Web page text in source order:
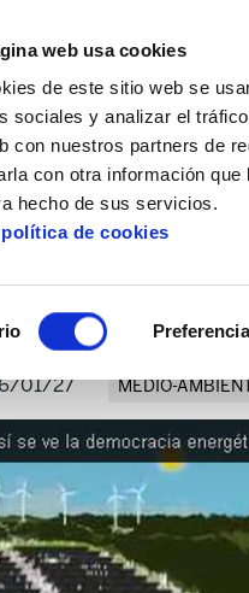
web usa cookies
de este sitio web se
sociales y analizar el
con nuestros partners de
con otra información
hecho de sus servicios.
de cookies
por la democracia
la
01/27 MEDIO-